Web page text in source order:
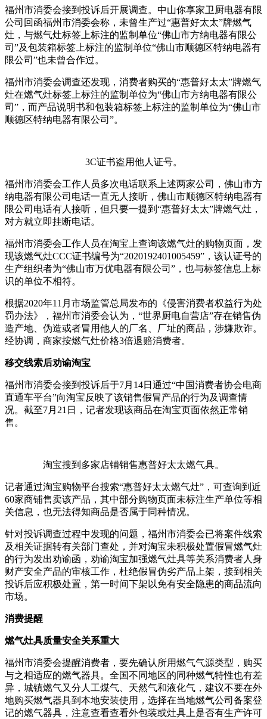
福州市消委会接到投诉后开展调查。中山你享家卫厨电器有限
公司回函福州市消委会称，未曾生产过“惠普好太太”牌燃气
灶，与燃气灶标签上标注的监制单位“佛山市方纳电器有限公
司”及包装箱标签上标注的监制单位“佛山市顺德区特纳电器有
限公司”也未曾合作过。
福州市消委会调查还发现，消费者购买的“惠普好太太”牌燃气
灶在燃气灶标签上标注的监制单位为“佛山市方纳电器有限公
司”，而产品说明书和包装箱标签上标注的监制单位为“佛山市
顺德区特纳电器有限公司”。
3C证书盗用他人证号。
福州市消委会工作人员多次电话联系上述两家公司，佛山市方
纳电器有限公司电话一直无人接听，佛山市顺德区特纳电器有
限公司电话有人接听，但只要一提到“惠普好太太”牌燃气灶，
对方就立即挂断电话。
福州市消委会工作人员在淘宝上查询该燃气灶的购物页面，发
现该燃气灶CCC证书编号为“2020192401005459”，该认证号的
生产组织者为“佛山市万优电器有限公司”，也与标签信息上标
识的单位不相符。
根据2020年11月市场监管总局发布的《侵害消费者权益行为处
罚办法》，福州市消委会认为，“世界厨电自营店”存在销售伪
造产地、伪造或者冒用他人的厂名、厂址的商品，涉嫌欺诈。
经协调，商家按燃气灶价格3倍退赔消费者。
移交线索后劝谕淘宝
福州市消委会接到投诉后于7月14日通过“中国消费者协会电商
直通车平台”向淘宝反映了该销售假冒产品的行为及调查情
况。截至7月21日，记者发现该商品在淘宝页面依然正常销
售。
淘宝搜到多家店铺销售惠普好太太燃气具。
记者通过淘宝购物平台搜索“惠普好太太燃气灶”，可查询到近
60家商铺售卖该产品，其中部分购物页面未标注生产单位等相
关信息，也无法得知商品是否属于同种情况。
针对投诉调查过程中发现的问题，福州市消委会已将案件线索
及相关证据转有关部门查处，并对淘宝未积极处置假冒燃气灶
的行为发出劝谕函，劝谕淘宝加强燃气灶具等关系消费者人身
财产安全产品的审核工作，杜绝假冒伪劣产品上架，接到相关
投诉后应积极处置，第一时间下架以免有安全隐患的商品流向
市场。
消费提醒
燃气灶具质量安全关系重大
福州市消委会提醒消费者，要先确认所用燃气气源类型，购买
与之相适应的燃气器具。全国不同地区的同种燃气特性也有差
异，城镇燃气又分人工煤气、天然气和液化气，建议不要在外
地购买燃气器具到本地安装使用，选择在当地燃气公司备案登
记的燃气器具，注意查看查看外包装或灶具上是否有生产许可